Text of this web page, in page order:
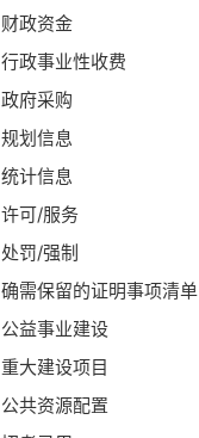
财政资金
行政事业性收费
政府采购
规划信息
统计信息
许可/服务
处罚/强制
确需保留的证明事项清单
公益事业建设
重大建设项目
公共资源配置